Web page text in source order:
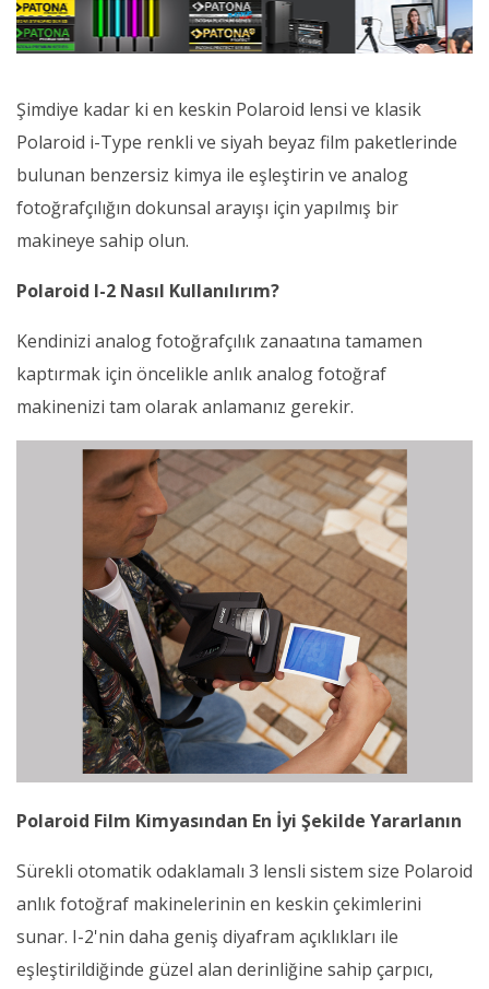
Şimdiye kadar ki en keskin Polaroid lensi ve klasik
Polaroid i-Type renkli ve siyah beyaz film paketlerinde
bulunan benzersiz kimya ile eşleştirin ve analog
fotoğrafçılığın dokunsal arayışı için yapılmış bir
makineye sahip olun.
Polaroid I-2 Nasıl Kullanılırım?
Kendinizi analog fotoğrafçılık zanaatına tamamen
kaptırmak için öncelikle anlık analog fotoğraf
makinenizi tam olarak anlamanız gerekir.
Polaroid Film Kimyasından En İyi Şekilde Yararlanın
Sürekli otomatik odaklamalı 3 lensli sistem size Polaroid
anlık fotoğraf makinelerinin en keskin çekimlerini
sunar. I-2'nin daha geniş diyafram açıklıkları ile
eşleştirildiğinde güzel alan derinliğine sahip çarpıcı,